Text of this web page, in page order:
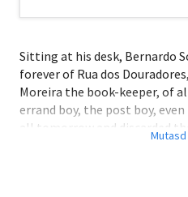
Sitting at his desk, Bernardo
forever of Rua dos
Moreira the book-keeper, of
errand boy, the post boy,
all tomorrow and discarded